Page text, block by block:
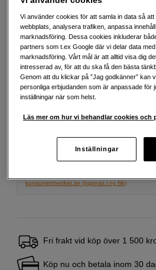
5 599 SEK
Antal
Lägg i
Delbetala från 187 SEK/mån via
Exempel: 48 mån, 187 SEK/mån, totalt 9 555
Att låna kostar pengar! Om du inte kan
konsumentverket.se (öppnas i ny flik)
Fri frakt vid köp över 1 500
Köp nu och betala inom 30
Vi använder cookies för att samla in data så
webbplats, analysera trafiken, anpassa
marknadsföring. Dessa cookies inkluderar
partners som t.ex Google där vi delar data
marknadsföring. Vårt mål är att alltid visa dig
intresserad av, för att du ska få den bästa
Genom att du klickar på ”Jag godkänner” kan
personliga erbjudanden som är anpassade för
inställningar när som helst.
Läs mer om hur vi behandlar cookies och
Inställningar